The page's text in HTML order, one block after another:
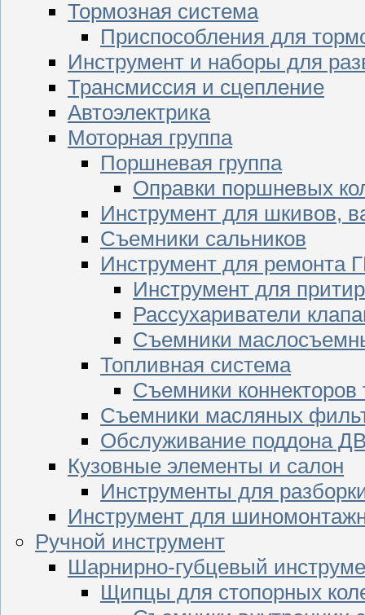
Тормозная система
Приспособления для
Инструмент и наборы для
Трансмиссия и сцепление
Автоэлектрика
Моторная группа
Поршневая группа
Оправки поршневых
Инструмент для шкивов,
Съемники сальников
Инструмент для ремонта
Инструмент для
Рассухариватели
Съемники
Топливная система
Съемники
Съемники масляных
Обслуживание поддона
Кузовные элементы и салон
Инструменты для
Инструмент для
Ручной инструмент
Шарнирно-губцевый
Щипцы для стопорных